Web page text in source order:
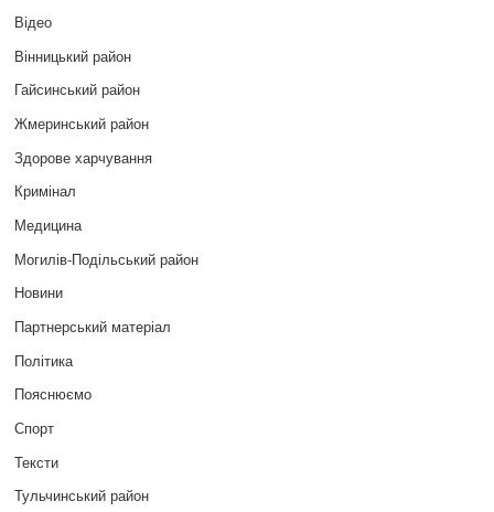
Відео
Вінницький район
Гайсинський район
Жмеринський район
Здорове харчування
Кримінал
Медицина
Могилів-Подільський район
Новини
Партнерський матеріал
Політика
Пояснюємо
Спорт
Тексти
Тульчинський район